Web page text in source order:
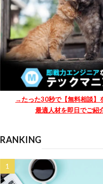
→たった30秒で【無料相談】
最適人材を即日でご紹
RANKING